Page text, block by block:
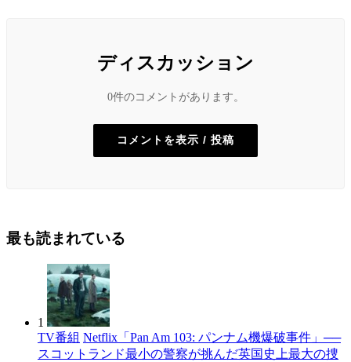
ディスカッション
0件のコメントがあります。
コメントを表示 / 投稿
最も読まれている
1
TV番組 Netflix「Pan Am 103: パンナム機爆破事件」──
スコットランド最小の警察が挑んだ英国史上最大の捜